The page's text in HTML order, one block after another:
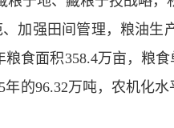
加强田间管理，粮油生
粮食面积358.4万亩，粮
年的96.32万吨，农机化